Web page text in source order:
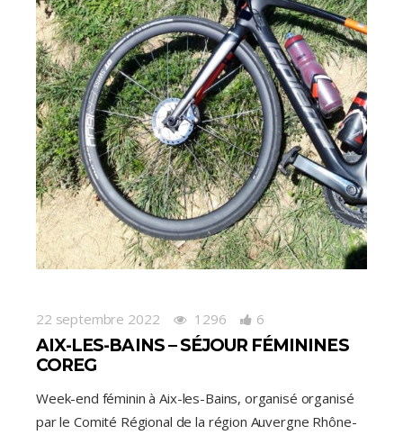
22 septembre 2022 1296 6
AIX-LES-BAINS – SÉJOUR FÉMININES
COREG
Week-end féminin à Aix-les-Bains, organisé organisé
par le Comité Régional de la région Auvergne Rhône-